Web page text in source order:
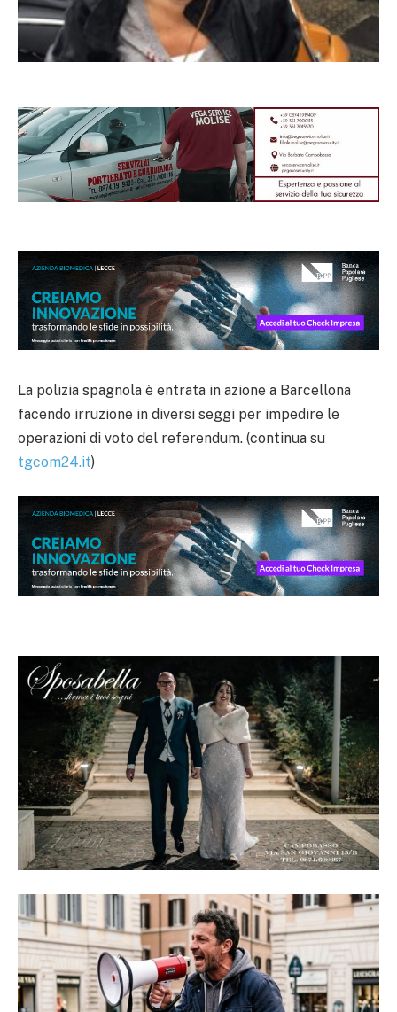
La polizia spagnola è entrata in azione a Barcellona
facendo irruzione in diversi seggi per impedire le
operazioni di voto del referendum. (continua su
tgcom24.it)